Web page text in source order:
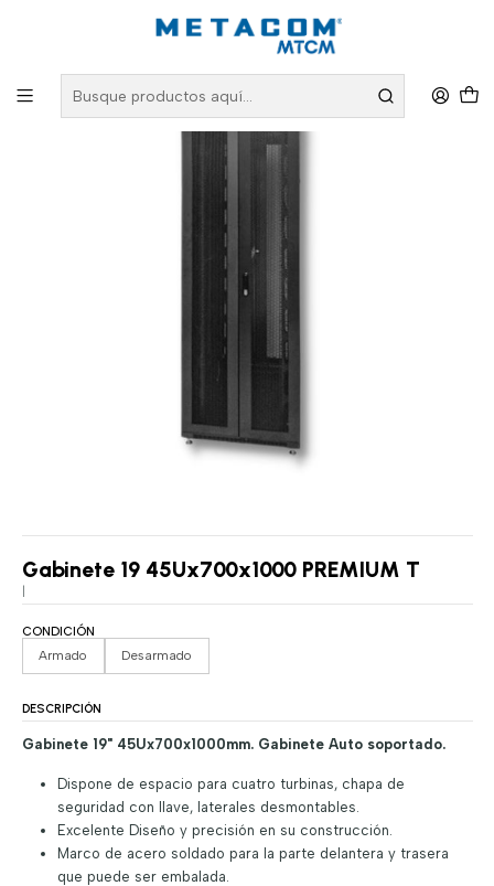
PRODUCTOS Conectividad Organizada
Gabinetes y Racks
Gabinetes 45U
Gabinete 19 45Ux700x1000 PREMIUM T
Gabinete 19 45Ux700x1000 PREMIUM T
CONDICIÓN
Armado Desarmado
DESCRIPCIÓN
Gabinete 19" 45Ux700x1000mm. Gabinete Auto soportado.
Dispone de espacio para cuatro turbinas, chapa de
seguridad con llave, laterales desmontables.
Excelente Diseño y precisión en su construcción.
Marco de acero soldado para la parte delantera y trasera
que puede ser embalada.